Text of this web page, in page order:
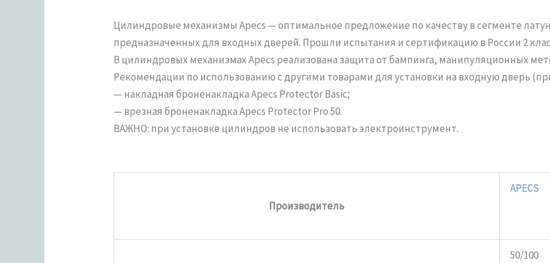
Цилиндровые механизмы Apecs — оптимальное предложение по качеству в сегменте
предназначенных для входных дверей. Прошли испытания и сертификацию в России 2
В цилиндровых механизмах Apecs реализована защита от бампинга, манипуляционных
Рекомендации по использованию с другими товарами для установки на входную дверь
— накладная броненакладка Apecs Protector Basic;
— врезная броненакладка Apecs Protector Pro 50.
ВАЖНО: при установке цилиндров не использовать электроинструмент.
Производитель
APECS
50/100